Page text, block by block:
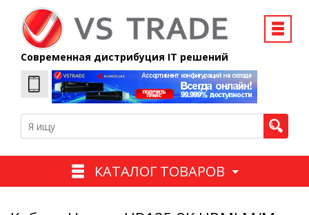
Современная дистрибуция IT решений
КАТАЛОГ ТОВАРОВ